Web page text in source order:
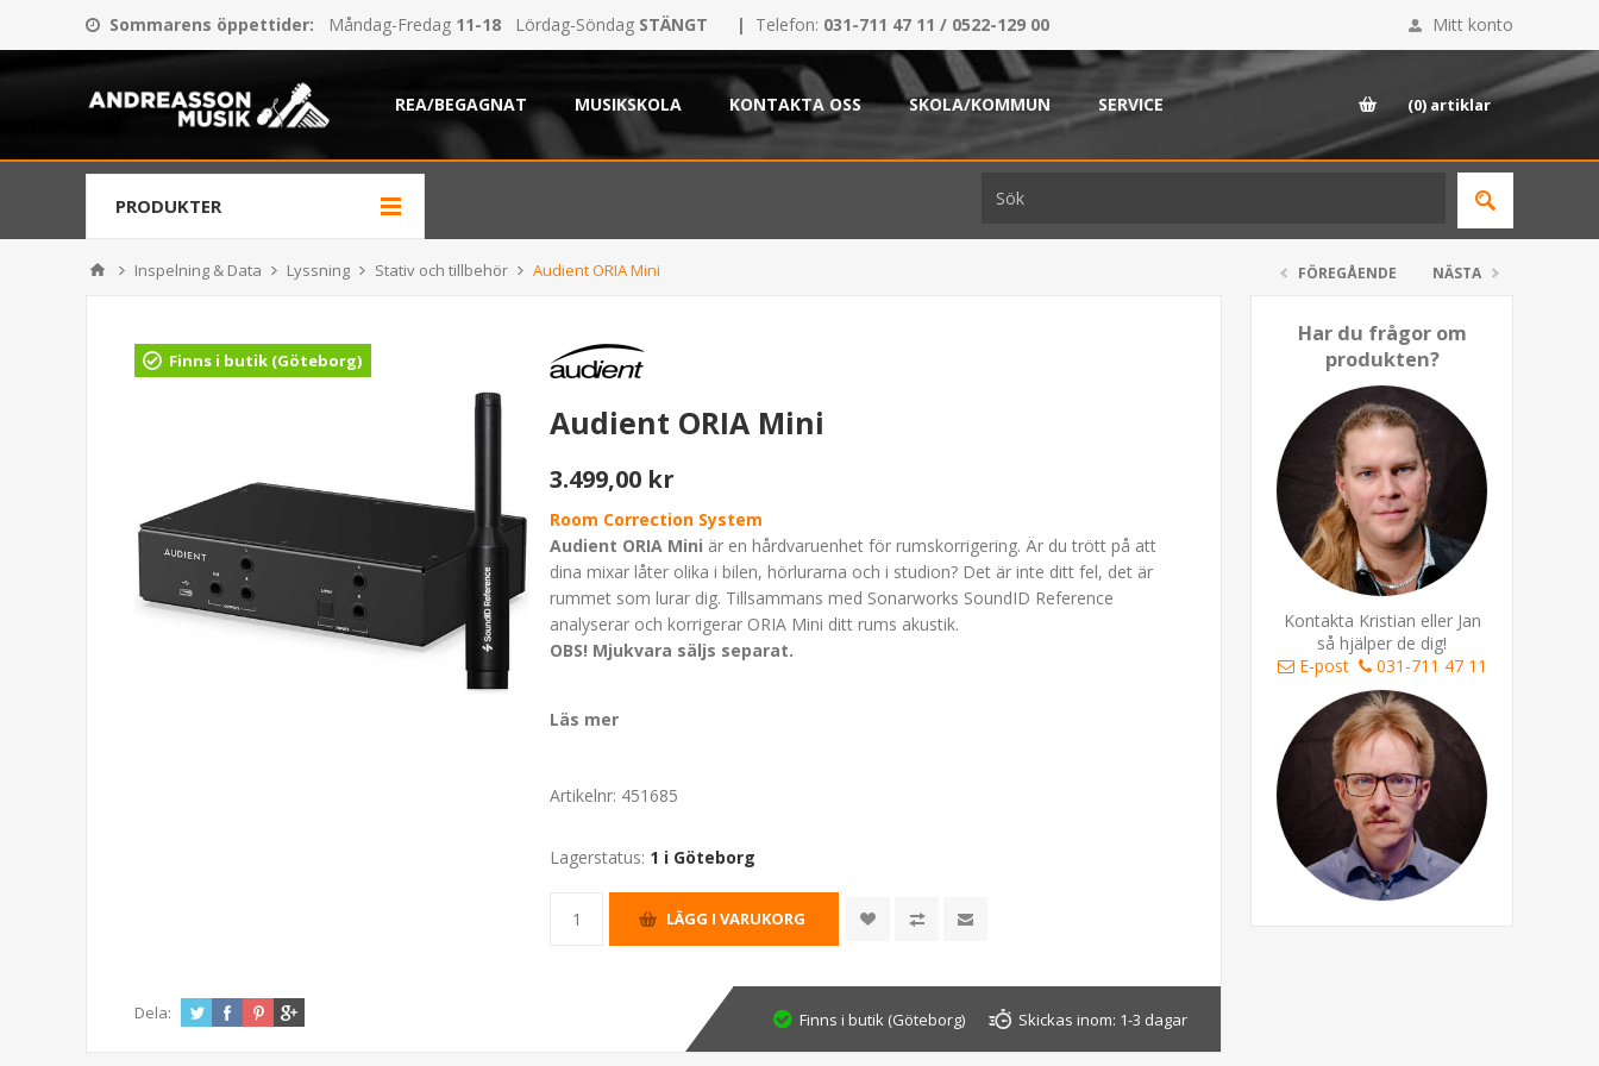
Sommarens öppettider: Måndag-Fredag 11-18 Lördag-Söndag STÄNGT | Telefon: 031-711 47 11 / 0522-129 00 Mitt konto
REA/BEGAGNAT MUSIKSKOLA KONTAKTA OSS SKOLA/KOMMUN SERVICE (0) artiklar
PRODUKTER
Inspelning & Data Lyssning Stativ och tillbehör Audient ORIA Mini FÖREGÅENDE NÄSTA
Har du frågor om
produkten?
Kontakta Kristian eller Jan
så hjälper de dig!
E-post
031-711 47 11
Finns i butik (Göteborg)
Audient ORIA Mini
3.499,00 kr
Room Correction System
Audient ORIA Mini är en hårdvaruenhet för rumskorrigering. Är du trött på att
dina mixar låter olika i bilen, hörlurarna och i studion? Det är inte ditt fel, det är
rummet som lurar dig. Tillsammans med Sonarworks SoundID Reference
analyserar och korrigerar ORIA Mini ditt rums akustik.
OBS! Mjukvara säljs separat.
Läs mer
Artikelnr: 451685
Lagerstatus: 1 i Göteborg
Dela: Finns i butik (Göteborg) Skickas inom: 1-3 dagar